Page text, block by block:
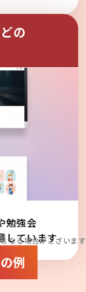
の
勉強会
しています
なる場合がございます
例